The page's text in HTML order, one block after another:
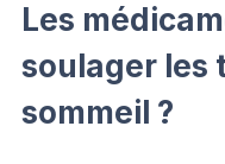
Les
soulager les
sommeil ?